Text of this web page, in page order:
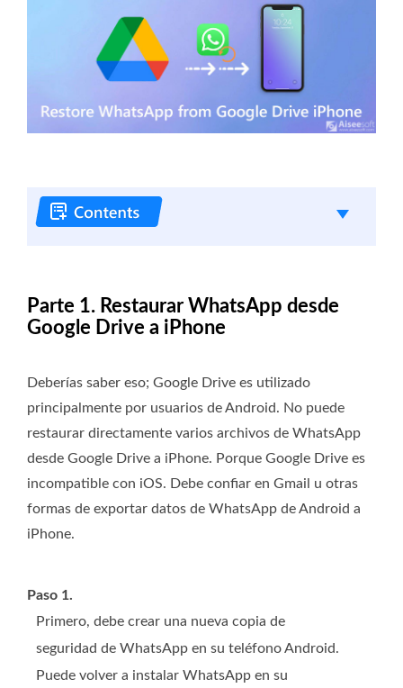
Parte 1. Restaurar WhatsApp desde
Google Drive a iPhone
Deberías saber eso; Google Drive es utilizado
principalmente por usuarios de Android. No puede
restaurar directamente varios archivos de WhatsApp
desde Google Drive a iPhone. Porque Google Drive es
incompatible con iOS. Debe confiar en Gmail u otras
formas de exportar datos de WhatsApp de Android a
iPhone.
Paso 1.
Primero, debe crear una nueva copia de
seguridad de WhatsApp en su teléfono Android.
Puede volver a instalar WhatsApp en su